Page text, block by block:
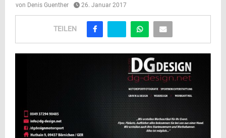
von Denis Guenther 26. Januar 2017
TEILEN